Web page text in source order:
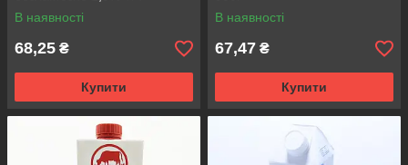
В наявності
68,25 ₴
Купити
В наявності
67,47 ₴
Купити